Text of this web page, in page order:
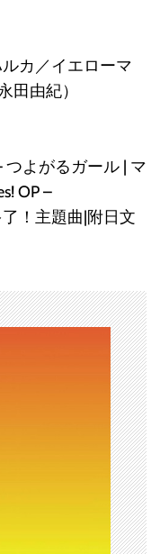
ルカ／イエローマ
田由紀）
よがるガール | マ
OP –
了！主題曲|附日文